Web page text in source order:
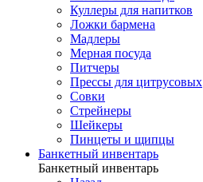
Куллеры для напитков
Ложки бармена
Мадлеры
Мерная посуда
Питчеры
Прессы для цитрусовых
Совки
Стрейнеры
Шейкеры
Пинцеты и щипцы
Банкетный инвентарь
Банкетный инвентарь